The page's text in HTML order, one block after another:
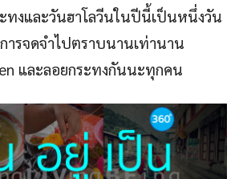
ทงและวันฮาโลวีนในปีนี้เป็นหนึ่งวัน
ารจดจำไปตราบนานเท่านาน
และลอยกระทงกันนะทุกคน